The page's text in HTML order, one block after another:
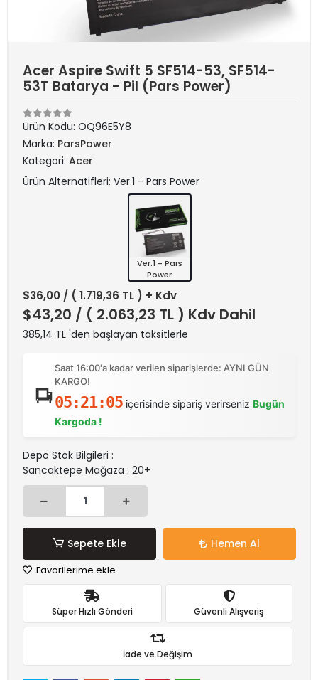
Acer Aspire Swift 5 SF514-53, SF514-
53T Batarya - Pil (Pars Power)
Ürün Kodu: OQ96E5Y8
Marka: ParsPower
Kategori: Acer
Ürün Alternatifleri: Ver.1 - Pars Power
Ver.1 - Pars
Power
$36,00 / ( 1.719,36 TL ) + Kdv
$43,20 / ( 2.063,23 TL ) Kdv Dahil
385,14 TL 'den başlayan taksitlerle
Saat 16:00'a kadar verilen siparişlerde: AYNI GÜN
KARGO!
05:21:05içerisinde sipariş verirseniz Bugün
Kargoda !
Depo Stok Bilgileri :
Sancaktepe Mağaza : 20+
Sepete Ekle Hemen Al
Favorilerime ekle
Süper Hızlı Gönderi Güvenli Alışveriş
İade ve Değişim